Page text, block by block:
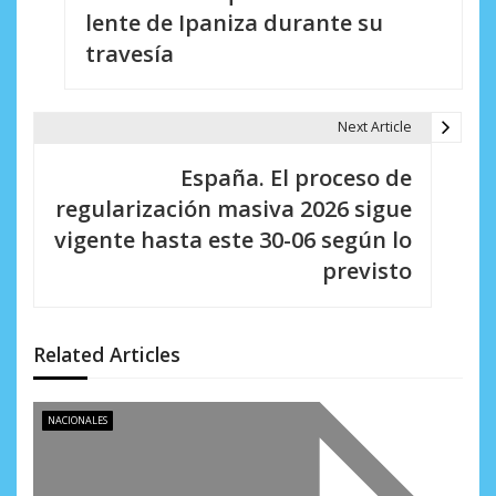
e
n
lente de Ipaniza durante su
travesía
Next Article
España. El proceso de
regularización masiva 2026 sigue
vigente hasta este 30-06 según lo
previsto
Related Articles
NACIONALES